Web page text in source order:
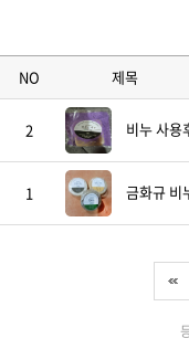
NO 제목
2 비누 사용
1 금화규 비